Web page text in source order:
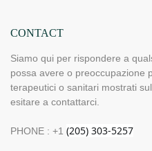
CONTACT
Siamo qui per rispondere a
possa avere o preoccupazione
terapeutici o sanitari mostrati
esitare a contattarci.
PHONE : +1